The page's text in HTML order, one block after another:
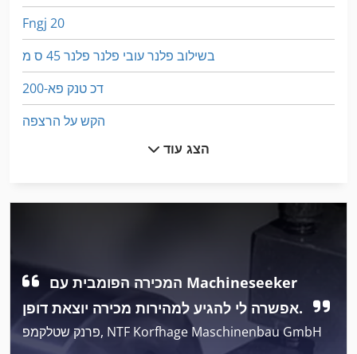
Fngj 20
בשילוב פלנר עובי פלנר פלנר 45 ס מ
דכ טנק פא-200
הקש על הרצפה
לחץ על מסגרת
לחצו על הכלי בלם
מכונה לכריית חור פינים
הצג עוד
אפשרה לי להגיע למהירות מכירה יוצאת דופן.
פרנק שטלקמפ, NTF Korfhage Maschinenbau GmbH